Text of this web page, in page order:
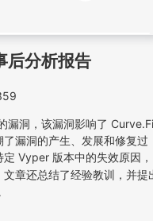
后分析报告
漏洞，该漏洞影响了 Curve.Fi
漏洞的产生、发展和修复过
Vyper 版本中的失效原因，
章还总结了经验教训，并提